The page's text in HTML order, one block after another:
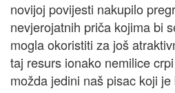
novijoj povijesti nakupilo
nevjerojatnih priča kojima bi
mogla okoristiti za još
taj resurs ionako nemilice
možda jedini naš pisac koji